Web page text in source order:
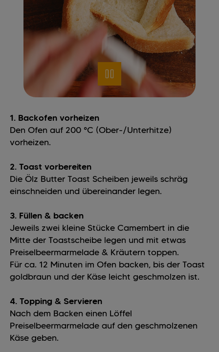
1. Backofen vorheizen
Den Ofen auf 200 °C (Ober-/Unterhitze)
vorheizen.
2. Toast vorbereiten
Die Ölz Butter Toast Scheiben jeweils schräg
einschneiden und übereinander legen.
3. Füllen & backen
Jeweils zwei kleine Stücke Camembert in die
Mitte der Toastscheibe legen und mit etwas
Preiselbeermarmelade & Kräutern toppen.
Für ca. 12 Minuten im Ofen backen, bis der Toast
goldbraun und der Käse leicht geschmolzen ist.
4. Topping & Servieren
Nach dem Backen einen Löffel
Preiselbeermarmelade auf den geschmolzenen
Käse geben.